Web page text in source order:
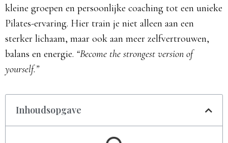
kleine groepen en persoonlijke coaching tot een unieke
Pilates-ervaring. Hier train je niet alleen aan een
sterker lichaam, maar ook aan meer zelfvertrouwen,
balans en energie. “Become the strongest version of
yourself.”
Inhoudsopgave